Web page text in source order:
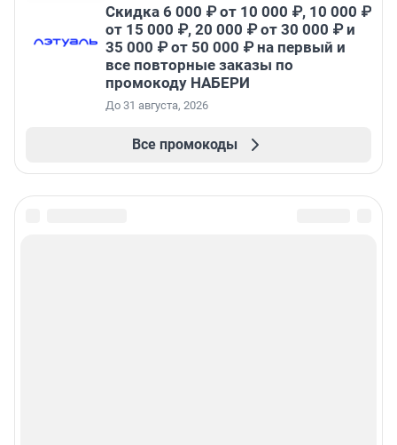
Скидка 6 000 ₽ от 10 000 ₽, 10 000 ₽
от 15 000 ₽, 20 000 ₽ от 30 000 ₽ и
35 000 ₽ от 50 000 ₽ на первый и
все повторные заказы по
промокоду НАБЕРИ
До 31 августа, 2026
Все промокоды